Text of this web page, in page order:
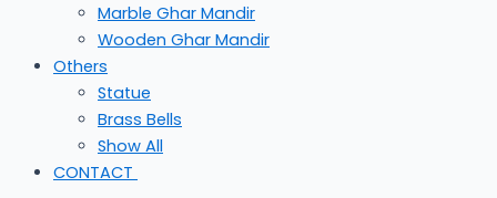
Marble Ghar Mandir
Wooden Ghar Mandir
Others
Statue
Brass Bells
Show All
CONTACT